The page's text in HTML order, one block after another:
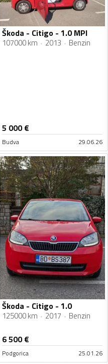
Škoda - Citigo - 1.0 MPI
107000 km 2013 Benzin
5 000€
Budva 29.06.26
Škoda - Citigo - 1.0
125000 km 2017 Benzin
6 500€
Podgorica 25.01.26